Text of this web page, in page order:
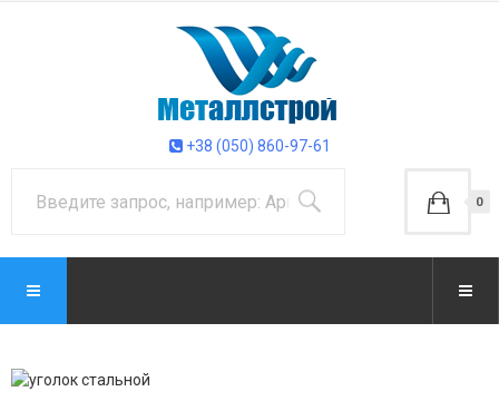
+38 (050) 860-97-61
0